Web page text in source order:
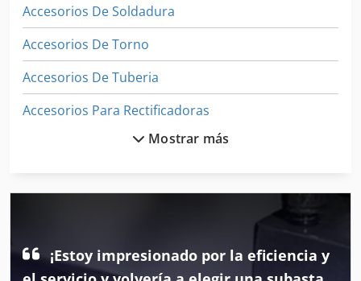
Accesorios De Soldadura
Accesorios De Torno
Accesorios De Tuberia
Accesorios Para Rectificadoras
Accesorios Recambios
Entrenador De
Mostrar más
¡Estoy impresionado por la eficiencia y